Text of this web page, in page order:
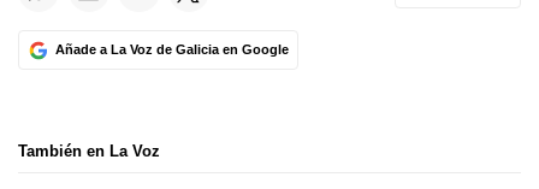
Añade a La Voz de Galicia en Google
También en La Voz